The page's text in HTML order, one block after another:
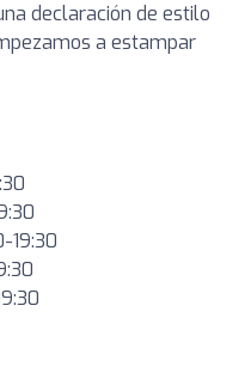
declaración de estilo
a estampar
19:30